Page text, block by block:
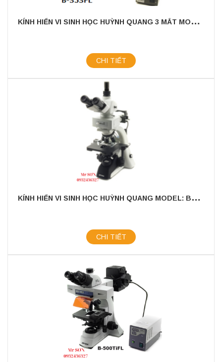
K
ÍNH HIỂN VI SINH HỌC HUỲNH QUANG 3 MẮT MODEL: B-353FL
CHI TIẾT
K
ÍNH HIỂN VI SINH HỌC HUỲNH QUANG MODEL: B353LD2
CHI TIẾT